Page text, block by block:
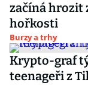
začíná hrozit
hořkosti
Burzy a trhy
Krypto-graf
teenageři z